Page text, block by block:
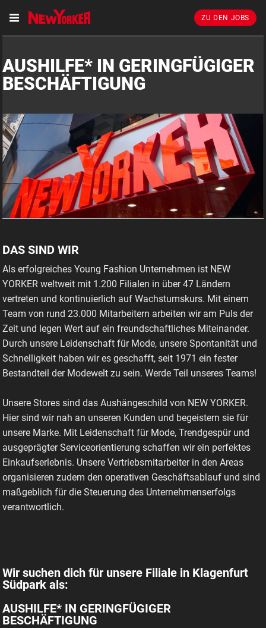
ZU DEN JOBS
AUSHILFE* IN GERINGFÜGIGER
BESCHÄFTIGUNG
DAS SIND WIR
Als erfolgreiches Young Fashion Unternehmen ist NEW
YORKER weltweit mit 1.200 Filialen in über 47 Ländern
vertreten und kontinuierlich auf Wachstumskurs. Mit einem
Team von rund 23.000 Mitarbeitern arbeiten wir am Puls der
Zeit und legen Wert auf ein freundschaftliches Miteinander.
Durch unsere Leidenschaft für Mode, unsere Spontanität und
Schnelligkeit haben wir es geschafft, seit 1971 ein fester
Bestandteil der Modewelt zu sein. Werde Teil unseres Teams!
Unsere Stores sind das Aushängeschild von NEW YORKER.
Hier sind wir nah an unseren Kunden und begeistern sie für
unsere Marke. Mit Leidenschaft für Mode, Trendgespür und
ausgeprägter Serviceorientierung schaffen wir ein perfektes
Einkaufserlebnis. Unsere Vertriebsmitarbeiter in den Areas
organisieren zudem den operativen Geschäftsablauf und sind
maßgeblich für die Steuerung des Unternehmenserfolgs
verantwortlich.
Wir suchen dich für unsere Filiale in Klagenfurt
Südpark als:
AUSHILFE* IN GERINGFÜGIGER
BESCHÄFTIGUNG